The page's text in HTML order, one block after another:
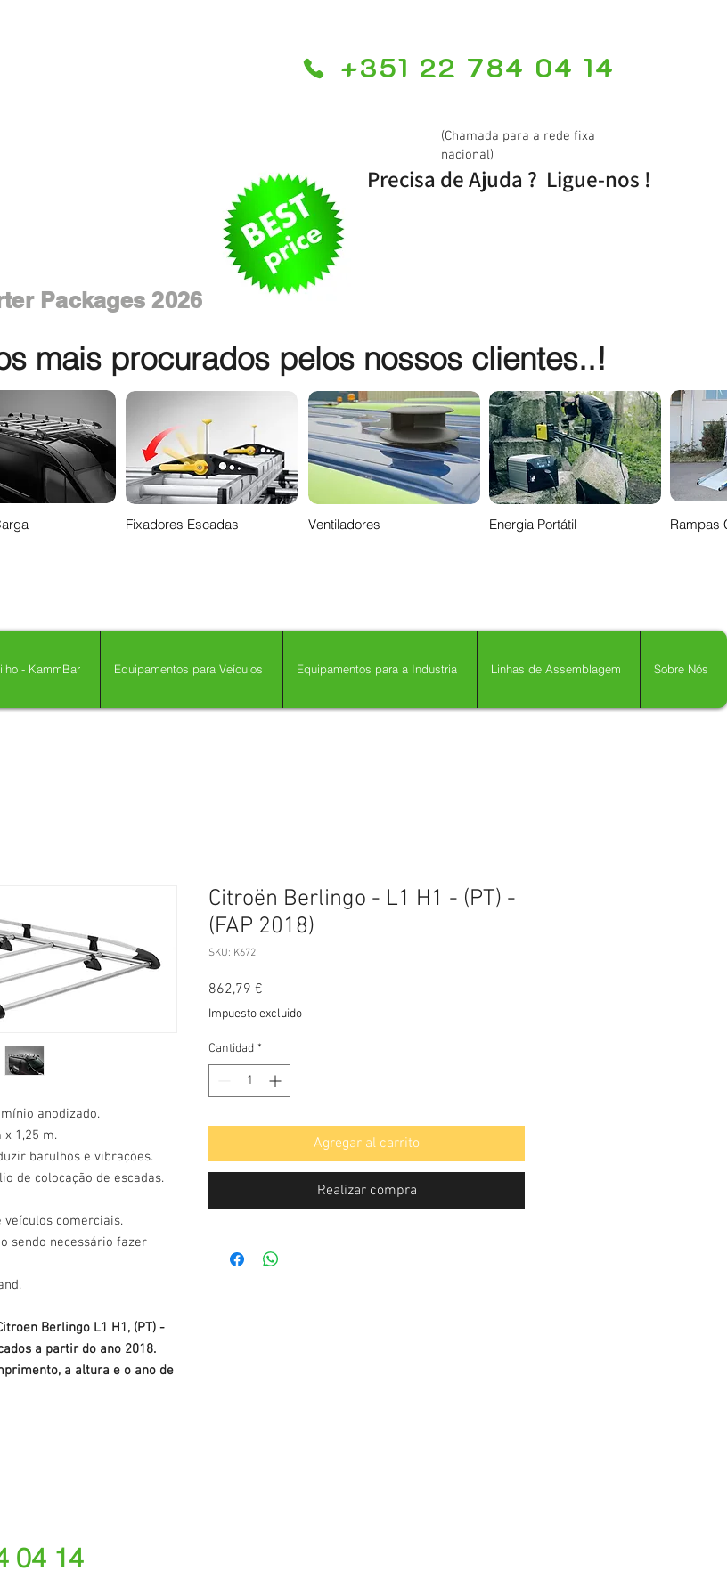
+351 22 784 04 14
Packages 2026
(Chamada para a rede fixa
nacional)
Precisa de Ajuda ? Ligue-nos !
mais procurados pelos nossos clientes..!
Fixadores Escadas Ventiladores Energia Portátil Rampas
- KammBar Equipamentos para Veículos Equipamentos para a Industria Linhas de Assemblagem Sobre Nós
anodizado.
x 1,25 m.
barulhos e vibrações.
de colocação de escadas.
veículos comerciais.
sendo necessário fazer
Berlingo L1 H1, (PT) -
a partir do ano 2018.
a altura e o ano de
Citroën Berlingo - L1 H1 - (PT) -
(FAP 2018)
SKU: K672
862,79 €
Impuesto excluido
Cantidad *
Agregar al carrito
Realizar compra
04 14